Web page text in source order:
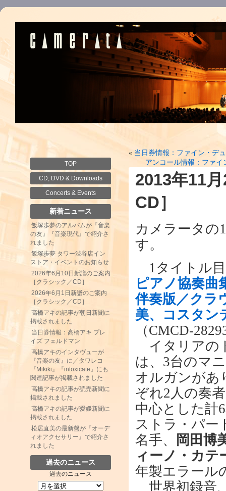
TOP
CD, DVD & Downloads
Concerts & Events
新着ニュース
飯塚歩夢のアルバムが『音楽
の友』『音楽現代』で紹介さ
れました
飯塚歩夢 タワー渋谷店イン
ストア・イベントのお知らせ
2026年6月10日新譜のご案内
［クラシック／CD］
2026年6月1日新譜のご案内
［クラシック／CD］
高橋アキの記事が朝日新聞に
掲載されました
当日券情報：高橋アキ プレ
イズ フェルドマン
高橋アキのインタヴューが
『音楽の友』に／タワレコ
『Mikiki』『intoxicate』にも
関連記事が掲載されました
高橋アキの記事が読売新聞に
掲載されました
高橋アキの記事が愛媛新聞に
掲載されました
松居直美の最新盤が『オーデ
ィオアクセサリー』で紹介さ
れました
過去のニュース
過去のニュース
« 当日券情報：ファイン・デ
アンコール情報：ファ
2013年11
CD］
カメラータの
す。
1タイトル
ピアノ協奏曲
伴奏版／クラ
美、コスタン
（CMCD-
イタリアの
は、3台のマ
オルガンがあ
ぞれ2人の奏
中心とした計
ストラ・パー
名手、
岡田博
ィーノ・カテ
年製エラール
世界初録音